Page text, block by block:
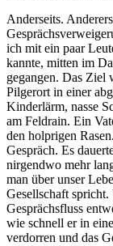
Anderseits.
ich mit ein paar
kannte, mitten im
gegangen. Das Ziel
Pilgerort in einer
Kinderlärm, nasse
am Feldrain. Ein
den holprigen
Gespräch. Es
nirgendwo mehr
man über unser
Gesellschaft
Gesprächsfluss
wie schnell er in
verdorren und das